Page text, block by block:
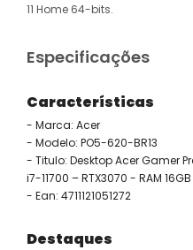
11 Home 64-bits.
Especificações
Características
- Marca: Acer
- Modelo: PO5-620-BR13
- Titulo: Desktop Acer Gamer
i7-11700 – RTX3070 - RAM
- Ean: 4711121051272
Destaques